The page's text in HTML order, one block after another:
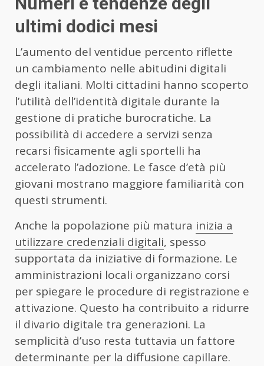
ultimi dodici mesi
L’aumento del ventidue percento riflette
un cambiamento nelle abitudini digitali
degli italiani. Molti cittadini hanno scoperto
l’utilità dell’identità digitale durante la
gestione di pratiche burocratiche. La
possibilità di accedere a servizi senza
recarsi fisicamente agli sportelli ha
accelerato l’adozione. Le fasce d’età più
giovani mostrano maggiore familiarità con
questi strumenti.
Anche la popolazione più matura inizia a
utilizzare credenziali digitali, spesso
supportata da iniziative di formazione. Le
amministrazioni locali organizzano corsi
per spiegare le procedure di registrazione e
attivazione. Questo ha contribuito a ridurre
il divario digitale tra generazioni. La
semplicità d’uso resta tuttavia un fattore
determinante per la diffusione capillare.